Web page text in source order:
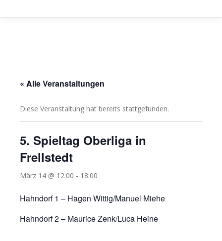
« Alle Veranstaltungen
Diese Veranstaltung hat bereits stattgefunden.
5. Spieltag Oberliga in
Frellstedt
März 14 @ 12:00 - 18:00
Hahndorf 1 – Hagen Wittig/Manuel Miehe
Hahndorf 2 – Maurice Zenk/Luca Heine